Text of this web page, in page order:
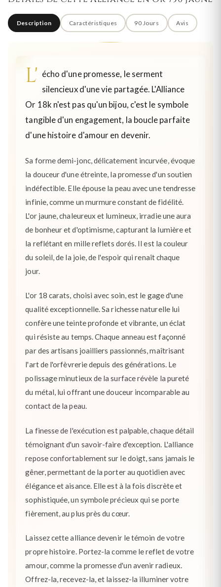
Description Caractéristiques 90 Jours Avis
L' écho d'une promesse, le serment
silencieux d'une vie partagée. L'Alliance
Or 18k n'est pas qu'un bijou, c'est le symbole
tangible d'un engagement, la boucle parfaite
d'une histoire d'amour en devenir.
Sa forme demi-jonc, délicatement incurvée, évoque
la douceur d'une étreinte, la promesse d'un soutien
indéfectible. Elle épouse la peau avec une tendresse
infinie, comme un murmure constant de fidélité.
L'or jaune, chaleureux et lumineux, irradie une aura
de bonheur et d'optimisme, capturant la lumière et
la reflétant en mille reflets dorés. Il est la couleur
du soleil, de la joie, de l'espoir qui renaît chaque
jour.
L'or 18 carats, choisi avec soin, est le gage d'une
qualité exceptionnelle. Sa richesse naturelle lui
confère une teinte profonde et vibrante, un éclat
qui résiste au temps. Chaque anneau est façonné
par des artisans joailliers passionnés, maîtrisant
l'art de l'orfèvrerie depuis des générations. Le
polissage minutieux de la surface révèle la pureté
du métal, lui offrant une douceur incomparable au
contact de la peau.
La finesse de l'exécution est palpable, chaque détail
témoignant d'un savoir-faire d'exception. L'alliance
repose confortablement sur le doigt, sans jamais le
gêner, permettant de la porter au quotidien avec
élégance et aisance. Elle est à la fois discrète et
sophistiquée, un symbole précieux qui se porte
fièrement, au plus près du cœur.
Laissez cette alliance devenir le témoin de votre
propre histoire. Portez-la comme le reflet de votre
amour, comme la promesse d'un avenir radieux.
Offrez-la, recevez-la, et laissez-la illuminer votre